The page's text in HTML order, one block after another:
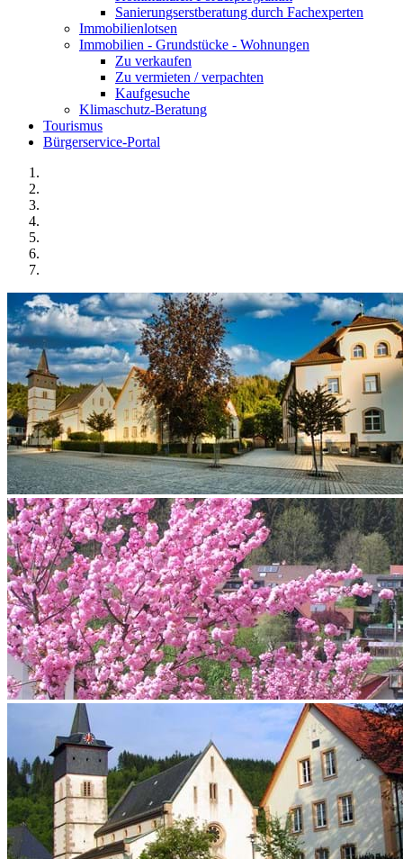
Sanierungserstberatung durch Fachexperten
Immobilienlotsen
Immobilien - Grundstücke - Wohnungen
Zu verkaufen
Zu vermieten / verpachten
Kaufgesuche
Klimaschutz-Beratung
Tourismus
Bürgerservice-Portal